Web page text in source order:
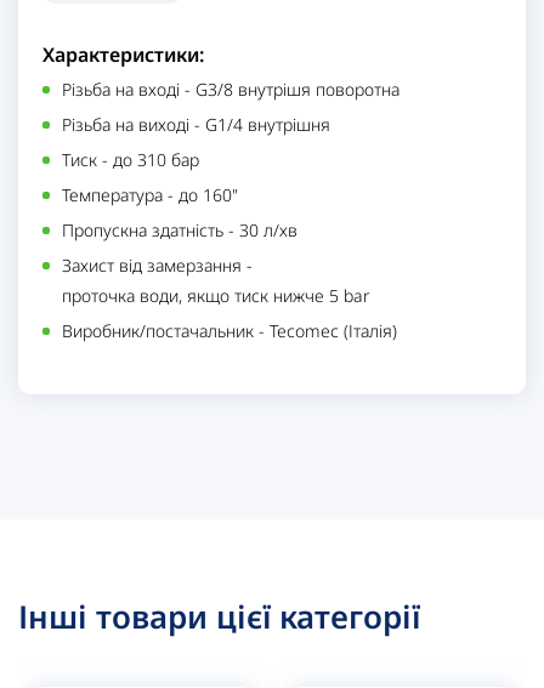
Характеристики:
Різьба на вході - G3/8 внутрішя поворотна
Різьба на виході - G1/4 внутрішня
Тиск - до 310 бар
Температура - до 160"
Пропускна здатність - 30 л/хв
Захист від замерзання -
проточка води, якщо тиск нижче 5 bar
Виробник/постачальник - Tecomec (Італія)
Інші товари цієї категорії